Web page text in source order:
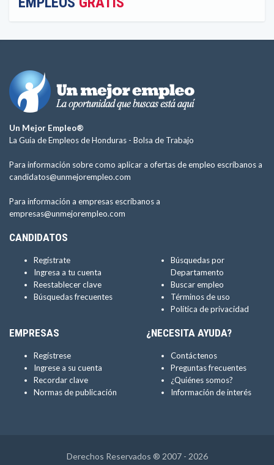
Un Mejor Empleo®
La Guía de Empleos de Honduras - Bolsa de Trabajo
Para información sobre como aplicar a ofertas de empleo escríbanos a
candidatos@unmejorempleo.com
Para información a empresas escríbanos a
empresas@unmejorempleo.com
CANDIDATOS
Regístrate
Ingresa a tu cuenta
Reestablecer clave
Búsquedas frecuentes
Búsquedas por
Departamento
Buscar empleo
Términos de uso
Política de privacidad
EMPRESAS
Regístrese
Ingrese a su cuenta
Recordar clave
Normas de publicación
¿NECESITA AYUDA?
Contáctenos
Preguntas frecuentes
¿Quiénes somos?
Información de interés
Derechos Reservados ® 2007 - 2026